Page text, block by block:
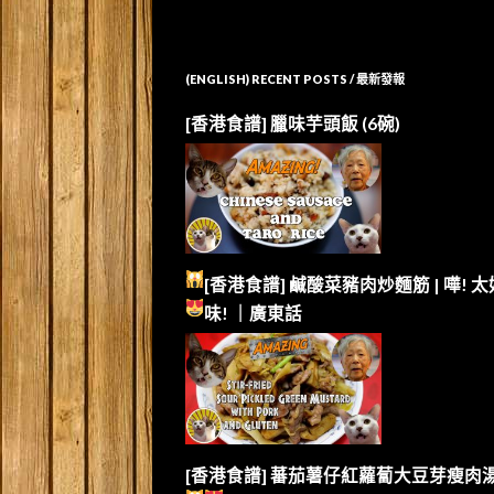
(ENGLISH) RECENT POSTS / 最新發報
[香港食譜] 臘味芋頭飯 (6碗)
[香港食譜] 鹹酸菜豬肉炒麵筋 | 嘩! 太
味!
｜廣東話
[香港食譜] 蕃茄薯仔紅蘿蔔大豆芽瘦肉